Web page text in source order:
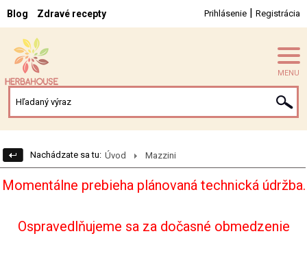
Blog Zdravé recepty Prihlásenie | Registrácia
MENU
Nachádzate sa tu: Úvod Mazzini
Momentálne prebieha plánovaná technická údržba.
Ospravedlňujeme sa za dočasné obmedzenie